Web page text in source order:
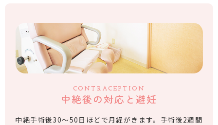
CONTRACEPTION
中絶後の対応と避妊
中絶手術後30〜50日ほどで月経がきます。手術後2週間